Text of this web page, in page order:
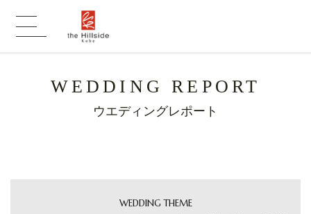
WEDDING REPORT
ウエディングレポート
WEDDING THEME